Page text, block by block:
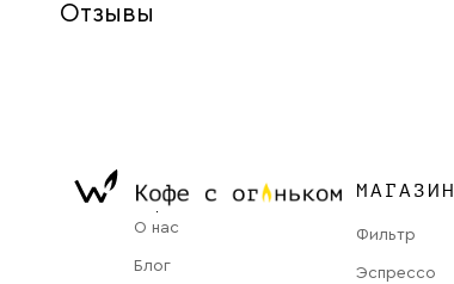
Отзывы
О нас
Блог
МАГАЗИН
Фильтр
Эспрессо